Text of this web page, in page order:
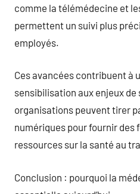
comme la télémédecine et
permettent un suivi plus
employés.
Ces avancées contribuent à
sensibilisation aux enjeux
organisations peuvent tirer
numériques pour fournir des
ressources sur la santé au
Conclusion : pourquoi la